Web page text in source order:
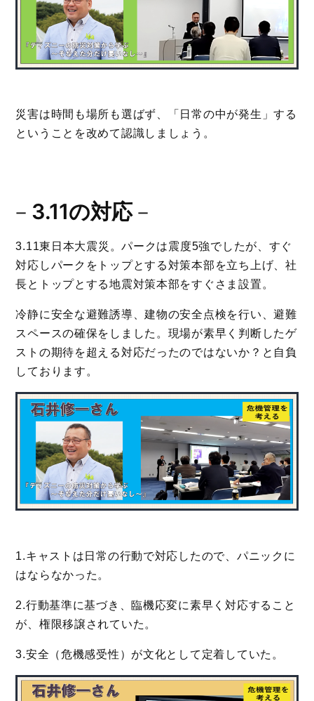
災害は時間も場所も選ばず、「日常の中が発生」する
ということを改めて認識しましょう。
－ 3.11の対応－
3.11東日本大震災。パークは震度5強でしたが、すぐ
対応しパークをトップとする対策本部を立ち上げ、社
長とトップとする地震対策本部をすぐさま設置。
冷静に安全な避難誘導、建物の安全点検を行い、避難
スペースの確保をしました。現場が素早く判断したゲ
ストの期待を超える対応だったのではないか？と自負
しております。
1.キャストは日常の行動で対応したので、パニックに
はならなかった。
2.行動基準に基づき、臨機応変に素早く対応すること
が、権限移譲されていた。
3.安全（危機感受性）が文化として定着していた。